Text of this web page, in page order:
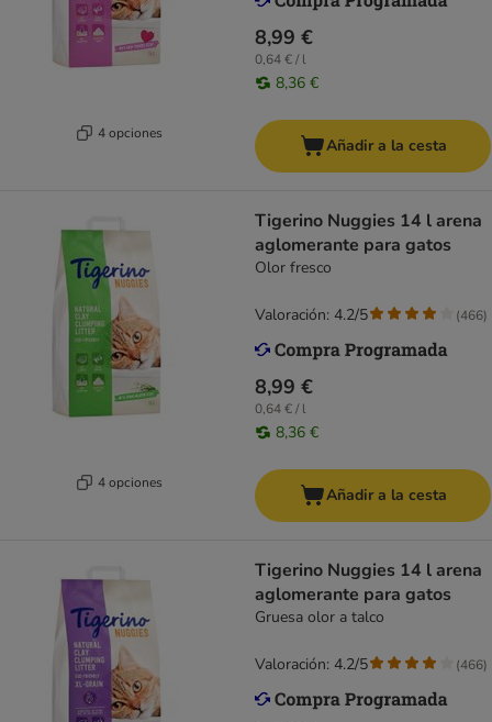
4 opciones
8,99 €
0,64 € / l
8,36 €
Añadir a la cesta
4 opciones
Tigerino Nuggies 14 l arena
aglomerante para gatos
Olor fresco
8,99 €
0,64 € / l
8,36 €
Valoración: 4.2/5 (466)
Añadir a la cesta
Tigerino Nuggies 14 l arena
aglomerante para gatos
Gruesa olor a talco
Valoración: 4.2/5 (466)